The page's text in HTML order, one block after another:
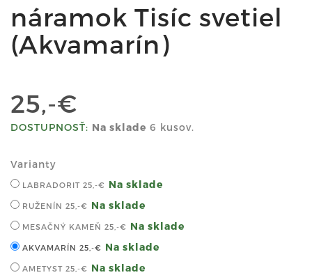
náramok Tisíc svetiel
(Akvamarín)
25,-€
DOSTUPNOSŤ: Na sklade 6 kusov.
Varianty
LABRADORIT 25,-€ Na sklade
RUŽENÍN 25,-€ Na sklade
MESAČNÝ KAMEŇ 25,-€ Na sklade
AKVAMARÍN 25,-€ Na sklade
AMETYST 25,-€ Na sklade